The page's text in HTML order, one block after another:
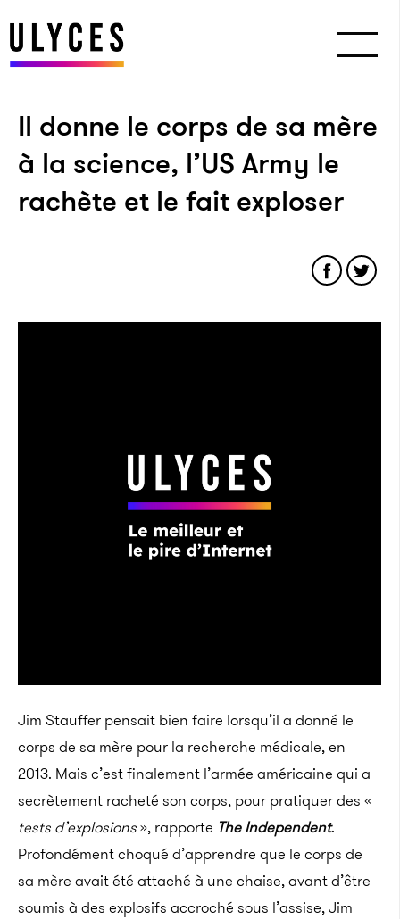
Il donne le corps de sa mère
à la science, l’US Army le
rachète et le fait exploser
Jim Stauffer pensait bien faire lorsqu’il a donné le
corps de sa mère pour la recherche médicale, en
2013. Mais c’est finalement l’armée américaine qui a
secrètement racheté son corps, pour pratiquer des «
tests d’explosions», rapporte The Independent.
Profondément choqué d’apprendre que le corps de
sa mère avait été attaché à une chaise, avant d’être
soumis à des explosifs accroché sous l’assise, Jim